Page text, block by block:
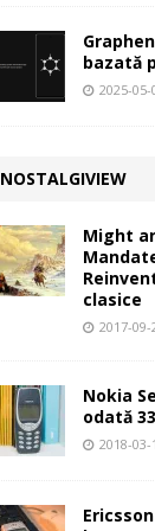
bazată
2025-05-
NOSTALGIVIEW
Might
clasice
2017-09-
Nokia
odată
2018-03-